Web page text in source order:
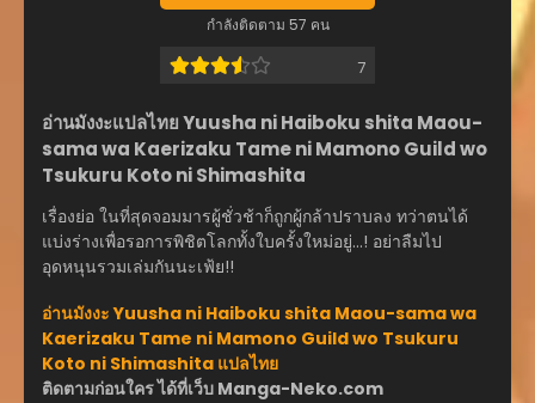
กำลังติดตาม 57 คน
7
อ่านมังงะแปลไทย Yuusha ni Haiboku shita Maou-
sama wa Kaerizaku Tame ni Mamono Guild wo
Tsukuru Koto ni Shimashita
เรื่องย่อ ในที่สุดจอมมารผู้ชั่วช้าก็ถูกผู้กล้าปราบลง ทว่าตนได้
แบ่งร่างเพื่อรอการพิชิตโลกทั้งใบครั้งใหม่อยู่…! อย่าลืมไป
อุดหนุนรวมเล่มกันนะเฟ้ย!!
อ่านมังงะ Yuusha ni Haiboku shita Maou-sama wa
Kaerizaku Tame ni Mamono Guild wo Tsukuru
Koto ni Shimashita แปลไทย
ติดตามก่อนใคร ได้ที่เว็บ Manga-Neko.com